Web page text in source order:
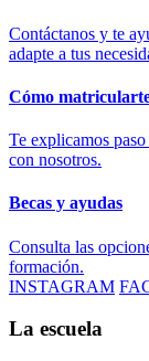
Contáctanos y te
adapte a tus
Cómo
Te explicamos
con nosotros.
Becas y ayudas
Consulta las
formación.
INSTAGRAM
La escuela